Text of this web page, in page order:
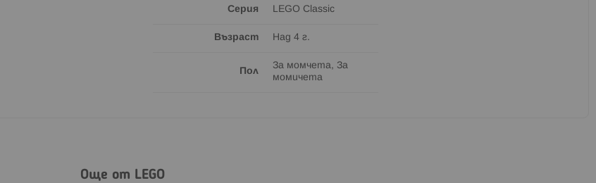
Серия LEGO Classic
Възраст Над 4 г.
Пол
За момчета, За
момичета
Още от LEGO